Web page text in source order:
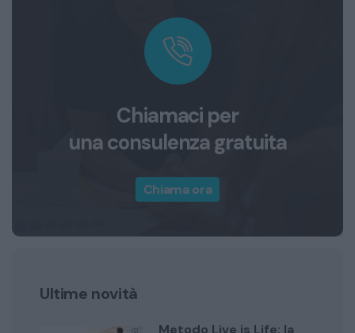
Chiamaci per
una consulenza gratuita
Chiama ora
Ultime novità
Metodo Live is Life: la